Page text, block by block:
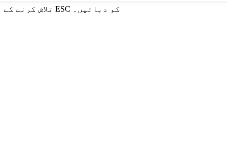
تلاش کرنے کے لیے انٹر یا بند کرنے کے لیے ESC کو دبائیں۔